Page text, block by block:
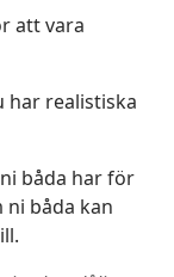
att vara
har realistiska
båda har för
ni båda kan